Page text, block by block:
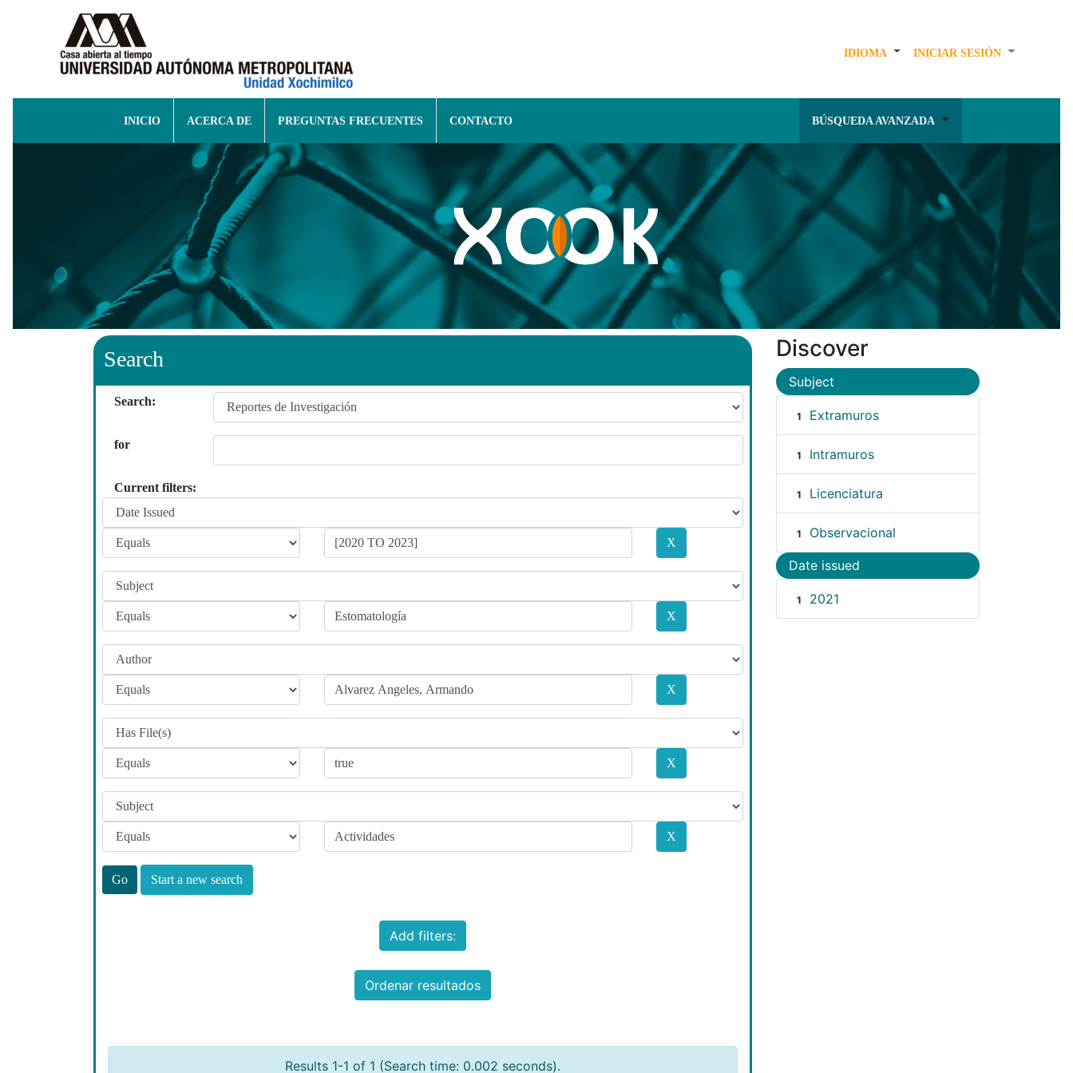
IDIOMA INICIAR SESIÓN
INICIO ACERCA DE PREGUNTAS FRECUENTES CONTACTO BÚSQUEDA AVANZADA
Search
Search:
for
Current filters:
Start a new search
Add filters:
Ordenar resultados
Results 1-1 of 1 (Search time: 0.002 seconds).
Discover
Subject
1 Extramuros
1 Intramuros
1 Licenciatura
1 Observacional
Date issued
1 2021